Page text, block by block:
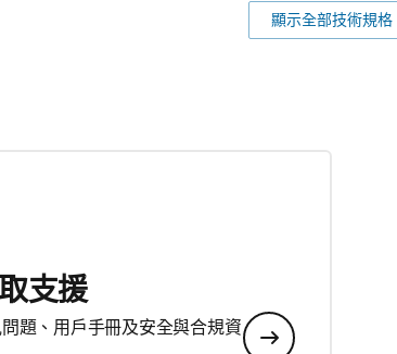
顯示全部技術規格
支援
題、用戶手冊及安全與合規資